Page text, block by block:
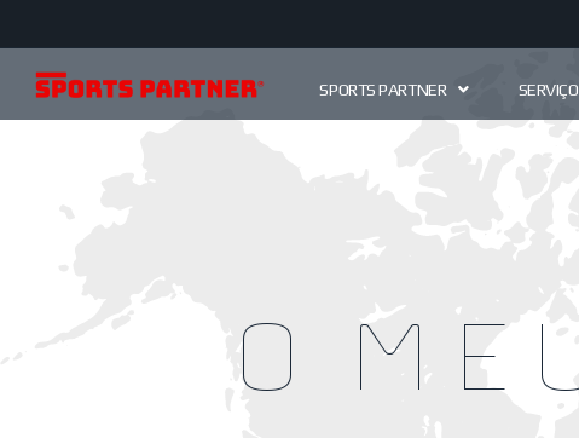
SPORTS PARTNER
O